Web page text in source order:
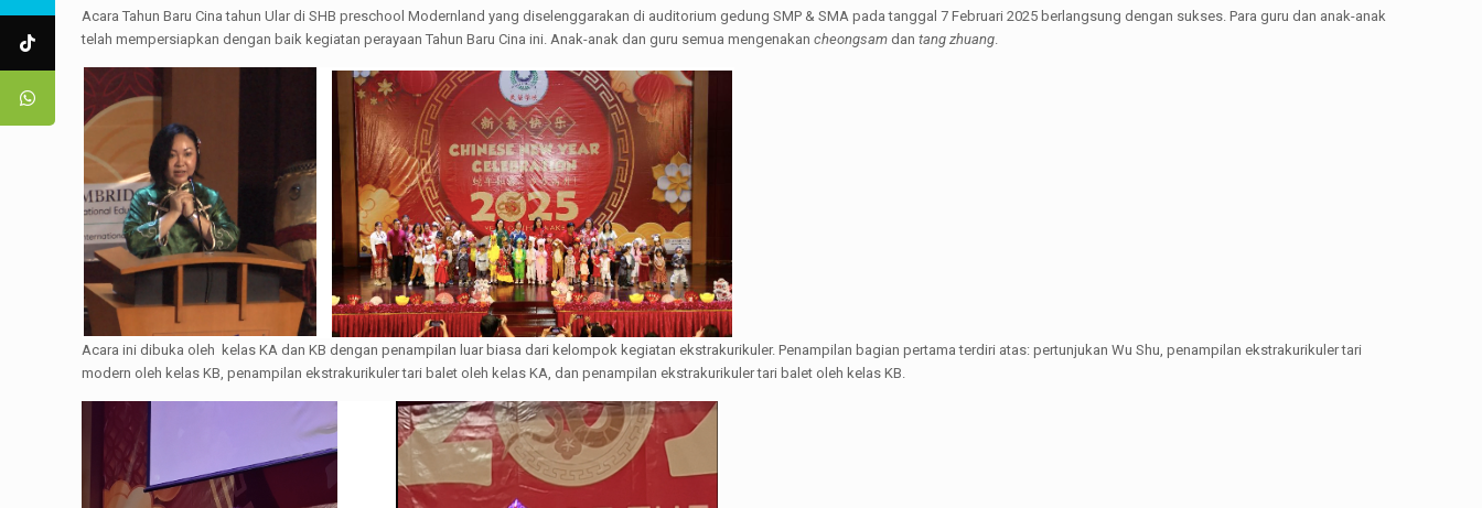
Acara Tahun Baru Cina tahun Ular di SHB preschool Modernland yang diselenggarakan di auditorium gedung SMP & SMA pada tanggal 7 Februari 2025 berlangsung dengan sukses. Para guru dan anak-anak
telah mempersiapkan dengan baik kegiatan perayaan Tahun Baru Cina ini. Anak-anak dan guru semua mengenakancheongsam dantang zhuang.
Acara ini dibuka oleh kelas KA dan KB dengan penampilan luar biasa dari kelompok kegiatan ekstrakurikuler. Penampilan bagian pertama terdiri atas: pertunjukan Wu Shu, penampilan ekstrakurikuler tari
modern oleh kelas KB, penampilan ekstrakurikuler tari balet oleh kelas KA, dan penampilan ekstrakurikuler tari balet oleh kelas KB.